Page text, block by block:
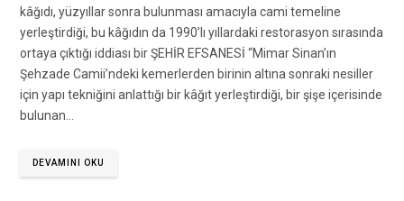
kâğıdı, yüzyıllar sonra bulunması amacıyla cami temeline
yerleştirdiği, bu kâğıdın da 1990’lı yıllardaki restorasyon sırasında
ortaya çıktığı iddiası bir ŞEHİR EFSANESİ “Mimar Sinan’ın
Şehzade Camii’ndeki kemerlerden birinin altına sonraki nesiller
için yapı tekniğini anlattığı bir kâğıt yerleştirdiği, bir şişe içerisinde
bulunan…
DEVAMINI OKU